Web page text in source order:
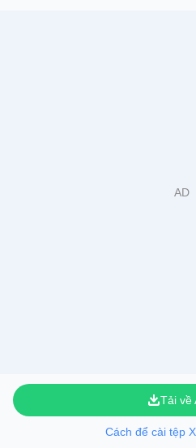
Tải về
Cách để cài tệp